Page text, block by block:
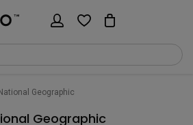
Geographic
Geographic